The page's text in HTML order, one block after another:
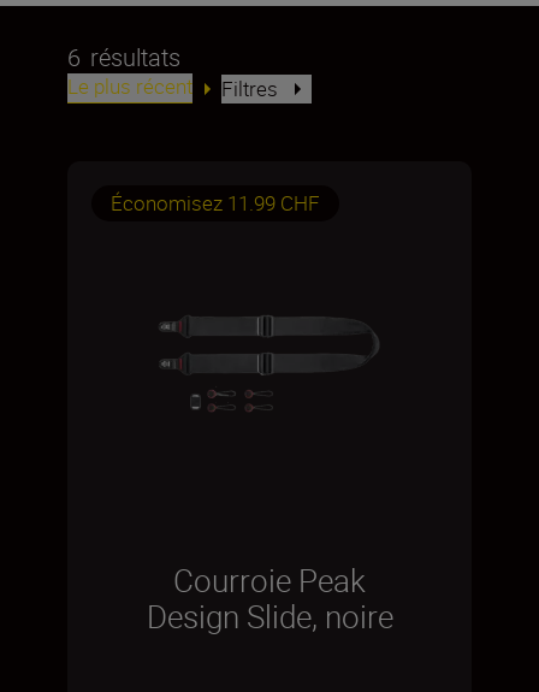
6 résultats
Le plus récent Filtres
Économisez 11.99 CHF
Courroie Peak
Design Slide, noire